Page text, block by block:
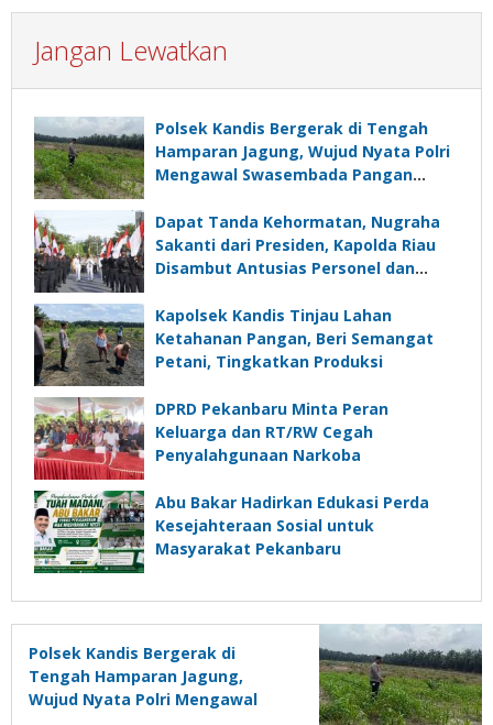
Jangan Lewatkan
Polsek Kandis Bergerak di Tengah
Hamparan Jagung, Wujud Nyata Polri
Mengawal Swasembada Pangan
Dapat Tanda Kehormatan, Nugraha
Sakanti dari Presiden, Kapolda Riau
Disambut Antusias Personel dan
Kapolsek Kandis Tinjau Lahan
Ketahanan Pangan, Beri Semangat
Petani, Tingkatkan Produksi
DPRD Pekanbaru Minta Peran
Keluarga dan RT/RW Cegah
Penyalahgunaan Narkoba
Abu Bakar Hadirkan Edukasi Perda
Kesejahteraan Sosial untuk
Masyarakat Pekanbaru
Polsek Kandis Bergerak di
Tengah Hamparan Jagung,
Wujud Nyata Polri Mengawal